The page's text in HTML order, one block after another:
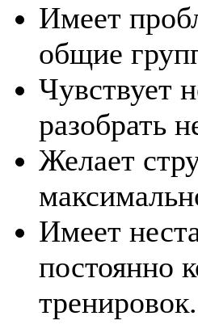
Имеет
общие
Чувствует
разобрать
Желает
Имеет
постоянно
тренировок.